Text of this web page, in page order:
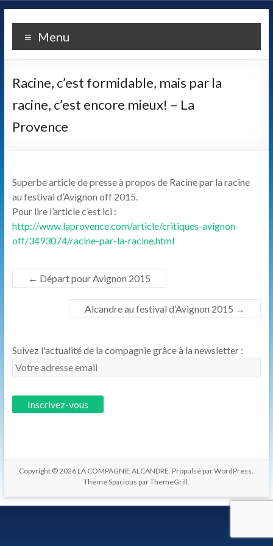
to
content
LA
COMPAGNIE
ALCANDRE
théâtre
populaire
sur
une
certaine
idée
des
Menu
Racine, c’est formidable, mais par la
racine, c’est encore mieux! – La
Provence
Superbe article de presse à propos de Racine par la racine
au festival d’Avignon off 2015.
Pour lire l’article c’est ici :
http://www.laprovence.com/article/critiques-avignon-
off/3493074/racine-par-la-racine.html
← Départ pour Avignon 2015
Alcandre au festival d’Avignon 2015 →
Suivez l'actualité de la compagnie grâce à la newsletter :
Copyright © 2026 LA COMPAGNIE ALCANDRE. Propulsé parWordPress.
Theme Spacious parThemeGrill.